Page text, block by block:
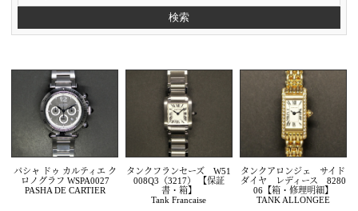
検索
パシャ ドゥ カルティエ ク
ロノグラフ WSPA0027
PASHA DE CARTIER
タンクフランセーズ W51
008Q3（3217） 【保証
書・箱】
Tank Francaise
タンクアロンジェ サイド
ダイヤ レディース 8280
06【箱・修理明細】
TANK ALLONGEE